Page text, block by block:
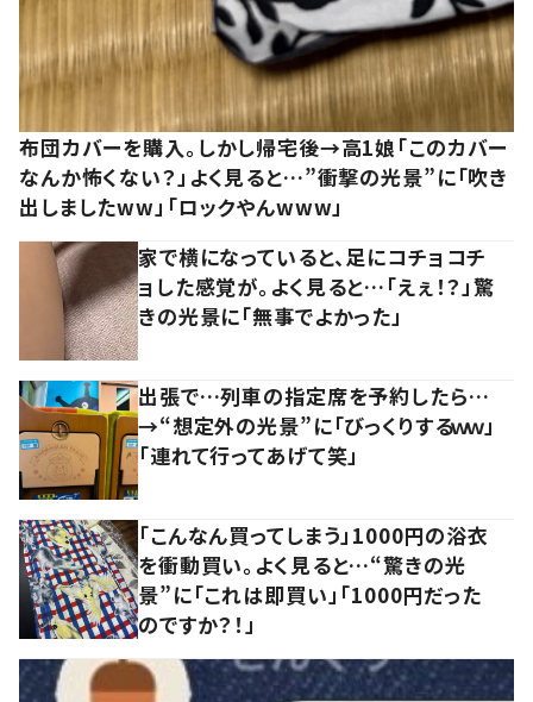
布団カバーを購入。しかし帰宅後→高1娘「このカバー
なんか怖くない？」よく見ると…”衝撃の光景”に「吹き
出しましたww」「ロックやんwww」
家で横になっていると、足にコチョコチ
ョした感覚が。よく見ると…「えぇ！？」驚
きの光景に「無事でよかった」
出張で…列車の指定席を予約したら…
→“想定外の光景”に「びっくりするｗｗ」
「連れて行ってあげて笑」
「こんなん買ってしまう」1000円の浴衣
を衝動買い。よく見ると…“驚きの光
景”に「これは即買い」「1000円だった
のですか？！」